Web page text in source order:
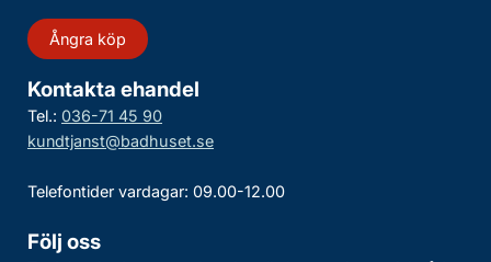
Ångra köp
Kontakta ehandel
Tel.: 036-71 45 90
kundtjanst@badhuset.se
Telefontider vardagar: 09.00-12.00
Följ oss